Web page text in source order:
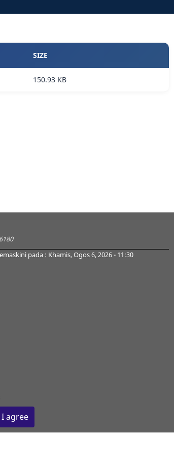
SIZE
150.93 KB
pada : Khamis, Ogos 6, 2026 - 11:30
I agree